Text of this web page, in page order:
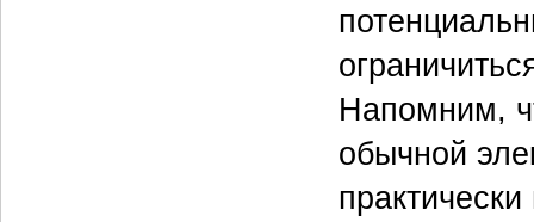
Напомним,
обычной